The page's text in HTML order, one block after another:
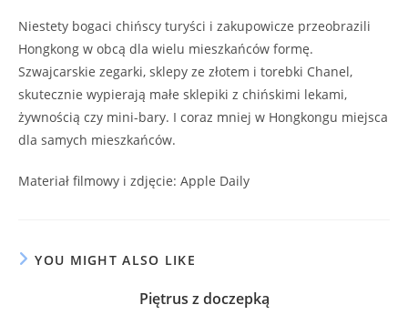
Niestety bogaci chińscy turyści i zakupowicze przeobrazili
Hongkong w obcą dla wielu mieszkańców formę.
Szwajcarskie zegarki, sklepy ze złotem i torebki Chanel,
skutecznie wypierają małe sklepiki z chińskimi lekami,
żywnością czy mini-bary. I coraz mniej w Hongkongu miejsca
dla samych mieszkańców.
Materiał filmowy i zdjęcie: Apple Daily
YOU MIGHT ALSO LIKE
Piętrus z doczepką